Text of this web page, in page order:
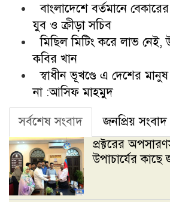
বাংলাদেশে বর্তমানে
যুব ও ক্রীড়া সচিব
মিছিল মিটিং করে লাভ নেই,
কবির খান
স্বাধীন ভূখণ্ডে এ দেশের
না :আসিফ মাহমুদ
সর্বশেষ সংবাদ
জনপ্রিয় সংবাদ
প্রক্টরের
উপাচার্যের